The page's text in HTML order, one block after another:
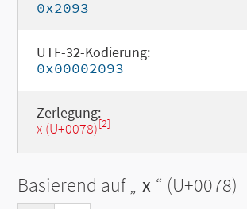
0x2093
UTF-32-Kodierung:
0x00002093
Zerlegung:
x (U+0078)[2]
Basierend auf „ x “ (U+0078)